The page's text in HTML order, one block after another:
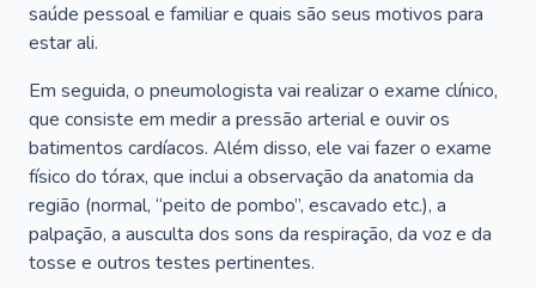
saúde pessoal e familiar e quais são seus motivos para
estar ali.
Em seguida, o pneumologista vai realizar o exame clínico,
que consiste em medir a pressão arterial e ouvir os
batimentos cardíacos. Além disso, ele vai fazer o exame
físico do tórax, que inclui a observação da anatomia da
região (normal, “peito de pombo”, escavado etc.), a
palpação, a ausculta dos sons da respiração, da voz e da
tosse e outros testes pertinentes.